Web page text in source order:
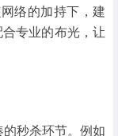
络的加持下，建
合专业的布光，让
秒杀环节。例如